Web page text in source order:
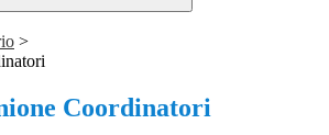
>
Coordinatori